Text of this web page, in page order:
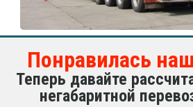
Понравилась
Теперь давайте
негабаритной